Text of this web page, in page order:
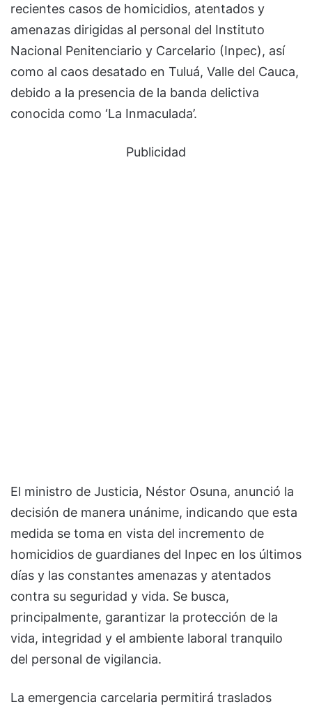
recientes casos de homicidios, atentados y
amenazas dirigidas al personal del Instituto
Nacional Penitenciario y Carcelario (Inpec), así
como al caos desatado en Tuluá, Valle del Cauca,
debido a la presencia de la banda delictiva
conocida como ‘La Inmaculada’.
Publicidad
El ministro de Justicia, Néstor Osuna, anunció la
decisión de manera unánime, indicando que esta
medida se toma en vista del incremento de
homicidios de guardianes del Inpec en los últimos
días y las constantes amenazas y atentados
contra su seguridad y vida. Se busca,
principalmente, garantizar la protección de la
vida, integridad y el ambiente laboral tranquilo
del personal de vigilancia.
La emergencia carcelaria permitirá traslados